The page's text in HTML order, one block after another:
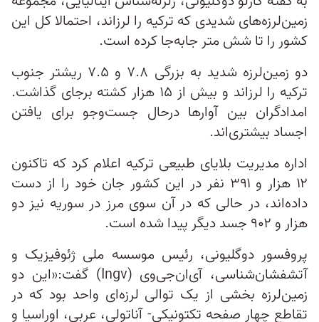
زمین‌لرزه‌های شدیدی که ترکیه را لرزاند، احتمالا کل این
کشور را تا شش متر جابه‌جا کرده است.
دو زمین‌لرزه شدید به بزرگی ۷.۸ و ۷.۵ ریشتر جنوب
ترکیه را لرزاند و بیش از ۱۵ هزار کشته برجای گذاشت.
امدادگران بین آوارها درحال جست‌وجو برای یافتن
اجساد بیشتری‌اند.
اداره مدیریت بلایای طبیعی ترکیه اعلام کرد که تاکنون
۱۲ هزار و ۳۹۱ نفر در این کشور جان خود را از دست
داده‌اند، در حالی‌ که در آن سوی مرز در سوریه نیز دو
هزار و ۹۰۲ جسد دیگر پیدا شده است.
پروفسور دوگلیونی، رئیس موسسه ملی ژئوفیزیک و
آتشفشان‌شناسی، آی‌ان‌جی‌وی (Ingv) گفت:«این دو
زمین‌لرزه بخشی از یک توالی لرزه‌ای واحد بود که در
تقاطع چهار صفحه تکتونیکی‌- آناتولی، عربی، اوراسیا و